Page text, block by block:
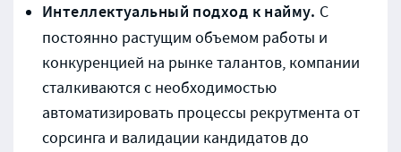
Интеллектуальный подход к найму. С
постоянно растущим объемом работы и
конкуренцией на рынке талантов, компании
сталкиваются с необходимостью
автоматизировать процессы рекрутмента от
сорсинга и валидации кандидатов до